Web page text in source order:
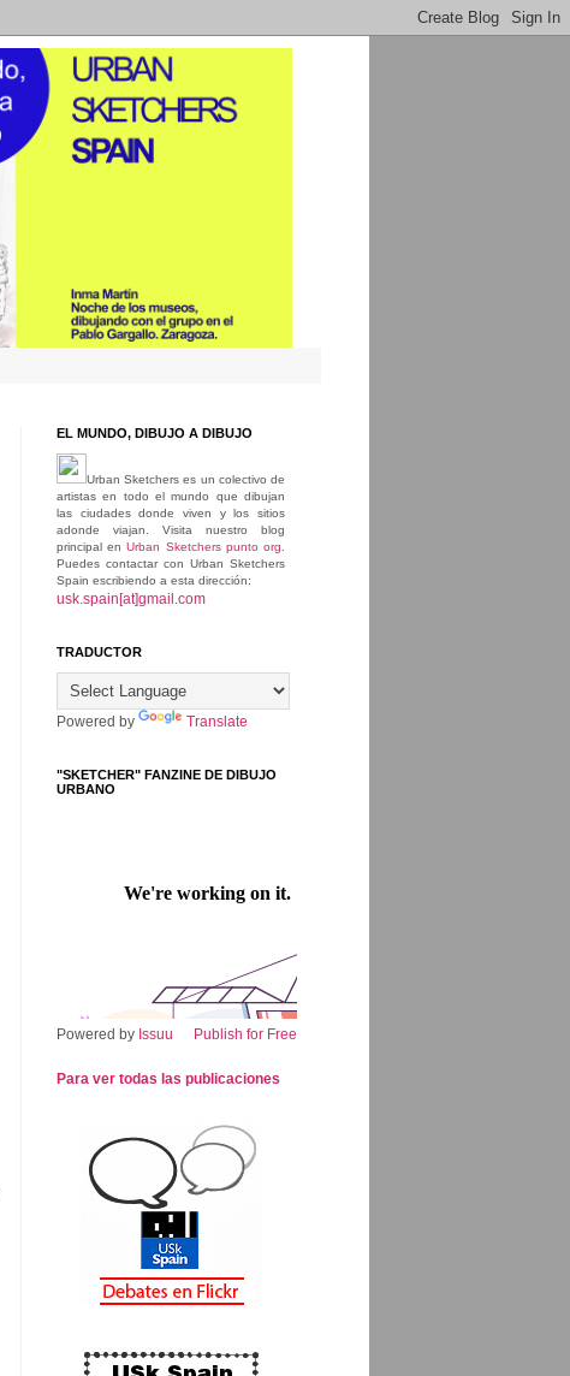
EL MUNDO, DIBUJO A DIBUJO
Urban Sketchers es un colectivo de
artistas en todo el mundo que dibujan
las ciudades donde viven y los sitios
adonde viajan. Visita nuestro blog
principal enUrban Sketchers punto org.
Puedes contactar con Urban Sketchers
Spain escribiendo a esta dirección:
usk.spain[at]gmail.com
TRADUCTOR
Powered by Translate
"SKETCHER" FANZINE DE DIBUJO
URBANO
Powered by Issuu Publish for Free
Para ver todas las publicaciones